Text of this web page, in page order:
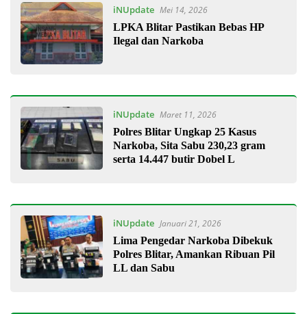
iNUpdate Mei 14, 2026
LPKA Blitar Pastikan Bebas HP
Ilegal dan Narkoba
iNUpdate Maret 11, 2026
Polres Blitar Ungkap 25 Kasus
Narkoba, Sita Sabu 230,23 gram
serta 14.447 butir Dobel L
iNUpdate Januari 21, 2026
Lima Pengedar Narkoba Dibekuk
Polres Blitar, Amankan Ribuan Pil
LL dan Sabu